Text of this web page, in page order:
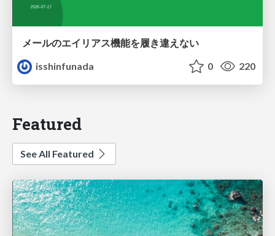
メールのエイリアス機能を履き違えない
isshinfunada
0 220
Featured
See All Featured